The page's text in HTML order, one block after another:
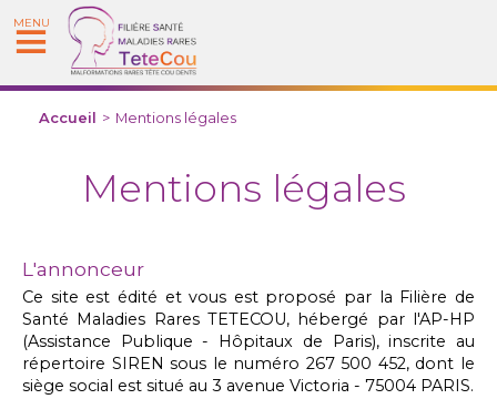
MENU
Accueil > Mentions légales
Mentions légales
L'annonceur
Ce site est édité et vous est proposé par la Filière de
Santé Maladies Rares TETECOU, hébergé par l'AP-HP
(Assistance Publique - Hôpitaux de Paris), inscrite au
répertoire SIREN sous le numéro 267 500 452, dont le
siège social est situé au 3 avenue Victoria - 75004 PARIS.